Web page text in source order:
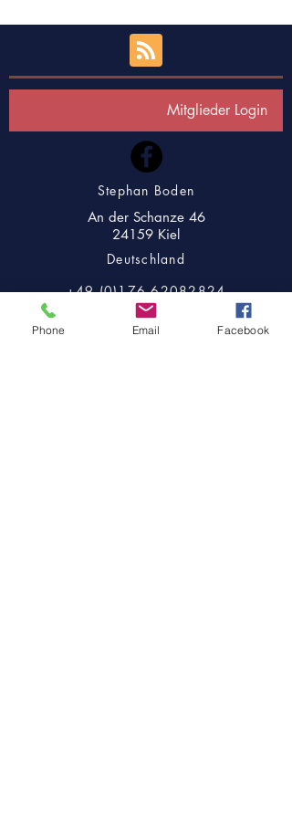
Mitglieder Login
Stephan Boden
An der Schanze 46
24159 Kiel
Deutschland
+49.(0)176.62082824
mail (ätt) bodensbuecher.com
Phone Email Facebook